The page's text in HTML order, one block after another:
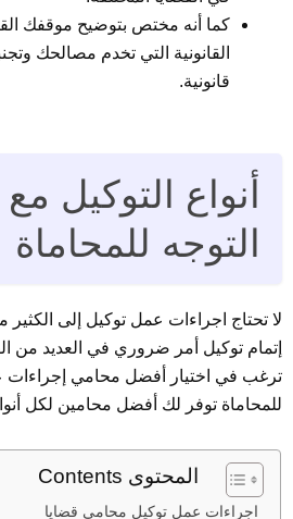
كما أنه مختص بتوضيح موقفك
القانونية التي تخدم مصالحك
قانونية.
أنواع التوكيل مع
التوجه للمحاماة
لا تحتاج اجراءات عمل توكيل إلى
إتمام توكيل أمر ضروري في العديد من
ترغب في اختيار أفضل محامي إجراءات
للمحاماة توفر لك أفضل محامين لكل
المحتوى Contents
اجراءات عمل توكيل محامي قضايا